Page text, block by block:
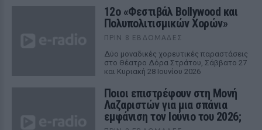
12ο «Φεστιβάλ Bollywood και
Πολυπολιτισμικών Χορών»
ΠΡΙΝ 8 ΕΒΔΟΜΆΔΕΣ
Δύο μοναδικές χορευτικές παραστάσεις
στο Θέατρο Δόρα Στράτου, Σάββατο 27
και Κυριακή 28 Ιουνίου 2026
Ποιοι επιστρέφουν στη Μονή
Λαζαριστών για μια σπάνια
εμφάνιση τον Ιούνιο του 2026;